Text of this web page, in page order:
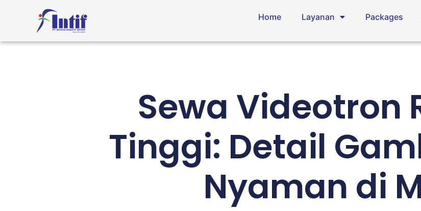
Home Layanan Packages
Sewa Videotron
Tinggi: Detail
Nyaman di